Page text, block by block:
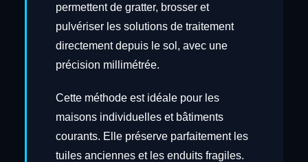
permettent de gratter, brosser et
pulvériser les solutions de traitement
directement depuis le sol, avec une
précision millimétrée.
Cette méthode est idéale pour les
maisons individuelles et bâtiments
courants. Elle préserve parfaitement les
tuiles anciennes et les enduits fragiles.